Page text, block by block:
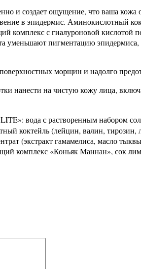
и создает ощущение, что ваша
в эпидермис. Аминокислотный
комплекс с гиалуроновой
пигментацию эпидермиса,
морщин и надолго
нанести на чистую кожу лица,
вода с растворенным набором
коктейль (лейцин, валин,
(экстракт гамамелиса, масло
комплекс «Коньяк Маннан», сок